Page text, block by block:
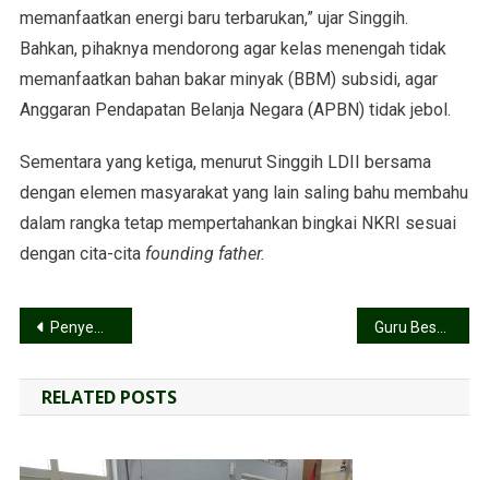
memanfaatkan energi baru terbarukan,” ujar Singgih.
Bahkan, pihaknya mendorong agar kelas menengah tidak
memanfaatkan bahan bakar minyak (BBM) subsidi, agar
Anggaran Pendapatan Belanja Negara (APBN) tidak jebol.
Sementara yang ketiga, menurut Singgih LDII bersama
dengan elemen masyarakat yang lain saling bahu membahu
dalam rangka tetap mempertahankan bingkai NKRI sesuai
dengan cita-cita founding father.
Penyembelihan Hewan Kurban Bukan Hanya Kehalalan, Kesehatan Juga Prioritas
RELATED POSTS